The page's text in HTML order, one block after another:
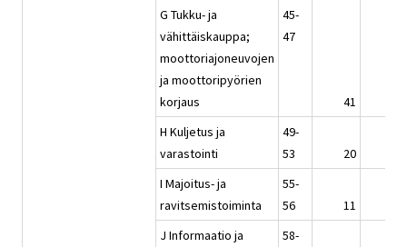
G Tukku- ja
vähittäiskauppa;
moottoriajoneuvojen
ja moottoripyörien
korjaus
45-
47
41
H Kuljetus ja
varastointi
49-
53
20
I Majoitus- ja
ravitsemistoiminta
55-
56
11
J Informaatio ja
58-